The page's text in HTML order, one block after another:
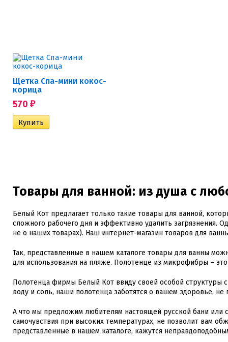
Щетка Спа-мини кокос-
корица
570 ₽
Товары для ванной: из душа с
Белый Кот предлагает только такие товары для ванной,
сложного рабочего дня и эффективно удалить загрязнения.
не о наших товарах). Наш интернет-магазин товаров для
Так, представленные в нашем каталоге товары для ванны
для использования на пляже. Полотенце из микрофибры –
Полотенца фирмы Белый Кот ввиду своей особой структуры
воду и соль, наши полотенца заботятся о вашем здоровье, не
А что мы предложим любителям настоящей русской бани или
самочувствия при высоких температурах, не позволит вам
представленные в нашем каталоге, кажутся